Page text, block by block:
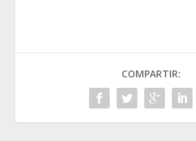
COMPARTIR: